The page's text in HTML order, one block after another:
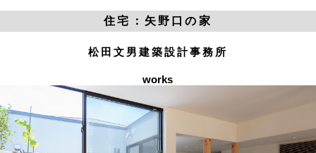
住宅：矢野口の家
松田文男建築設計事務所
works